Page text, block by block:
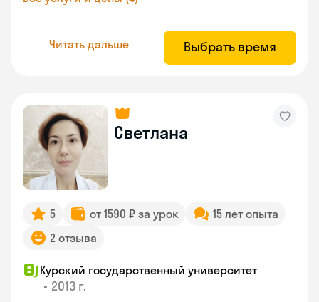
Читать дальше Выбрать время
Светлана
5 от 1590 ₽ за урок
15 лет опыта
2 отзыва
Курский государственный университет
• 2013 г.